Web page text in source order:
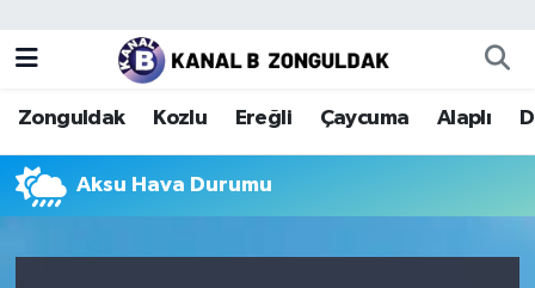
Zonguldak Kozlu Ereğli Çaycuma Alaplı
Aksu Hava Durumu
Zonguldak
Kozlu
Ereğli
Zonguldak Nöbetçi Eczaneler
Zonguldak Hava Durumu
Zonguldak Trafik Yoğunluk Haritası